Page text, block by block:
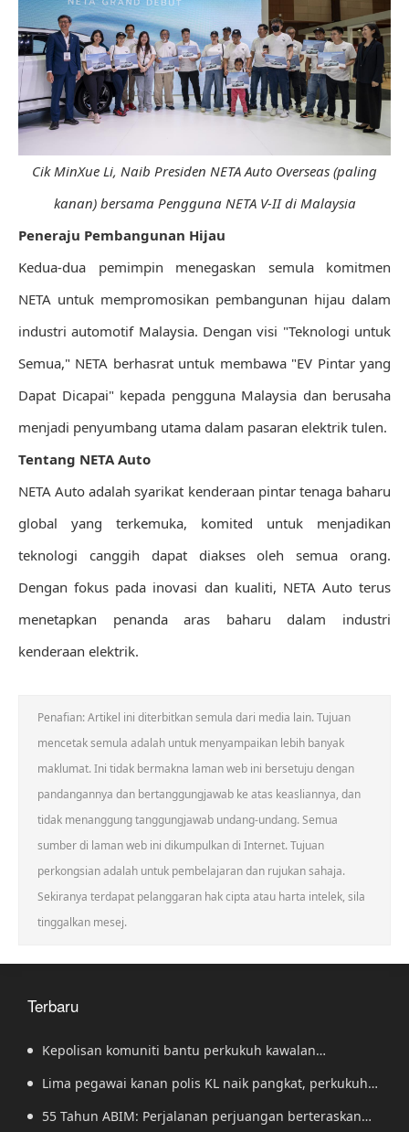
Cik MinXue Li, Naib Presiden NETA Auto Overseas (paling
kanan) bersama Pengguna NETA V-II di Malaysia
Peneraju Pembangunan Hijau
Kedua-dua pemimpin menegaskan semula komitmen
NETA untuk mempromosikan pembangunan hijau dalam
industri automotif Malaysia. Dengan visi "Teknologi untuk
Semua," NETA berhasrat untuk membawa "EV Pintar yang
Dapat Dicapai" kepada pengguna Malaysia dan berusaha
menjadi penyumbang utama dalam pasaran elektrik tulen.
Tentang NETA Auto
NETA Auto adalah syarikat kenderaan pintar tenaga baharu
global yang terkemuka, komited untuk menjadikan
teknologi canggih dapat diakses oleh semua orang.
Dengan fokus pada inovasi dan kualiti, NETA Auto terus
menetapkan penanda aras baharu dalam industri
kenderaan elektrik.
Penafian: Artikel ini diterbitkan semula dari media lain. Tujuan
mencetak semula adalah untuk menyampaikan lebih banyak
maklumat. Ini tidak bermakna laman web ini bersetuju dengan
pandangannya dan bertanggungjawab ke atas keasliannya, dan
tidak menanggung tanggungjawab undang-undang. Semua
sumber di laman web ini dikumpulkan di Internet. Tujuan
perkongsian adalah untuk pembelajaran dan rujukan sahaja.
Sekiranya terdapat pelanggaran hak cipta atau harta intelek, sila
tinggalkan mesej.
Terbaru
Kepolisan komuniti bantu perkukuh kawalan
sempadan, kekang penyeludupan
Lima pegawai kanan polis KL naik pangkat, perkukuh
kepimpinan pasukan
55 Tahun ABIM: Perjalanan perjuangan berteraskan